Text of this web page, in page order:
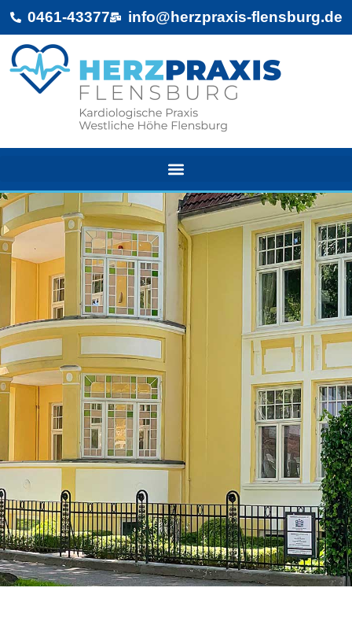
0461-43377 info@herzpraxis-flensburg.de